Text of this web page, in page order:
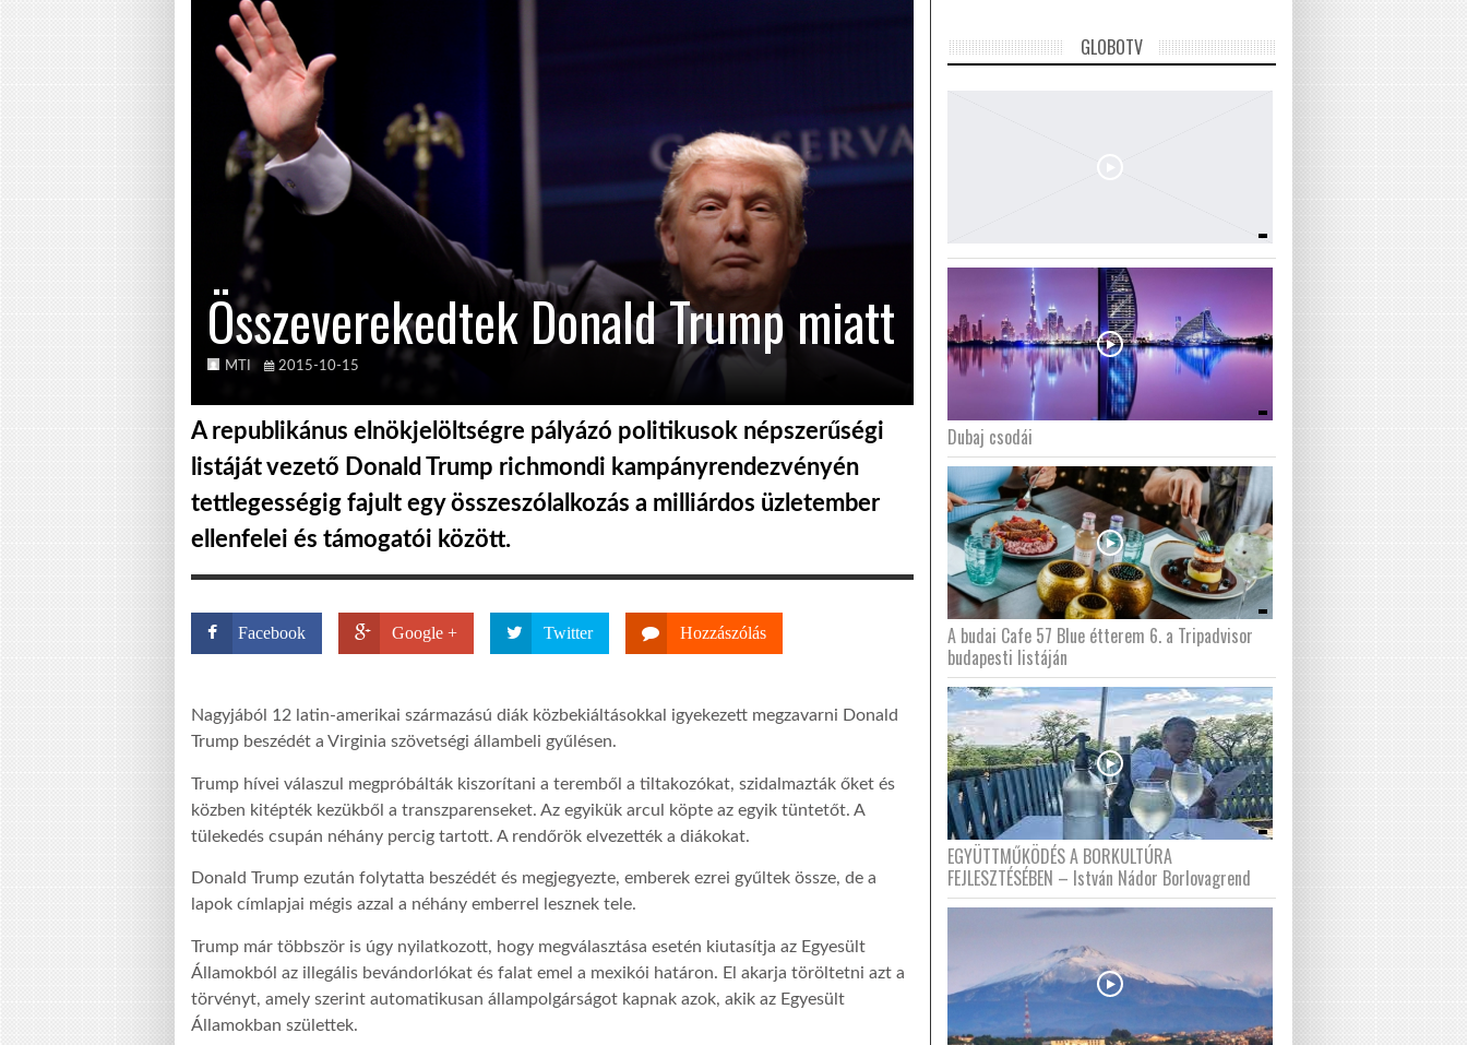
Összeverekedtek Donald Trump miatt
MTI 2015-10-15
A republikánus elnökjelöltségre pályázó politikusok népszerűségi
listáját vezető Donald Trump richmondi kampányrendezvényén
tettlegességig fajult egy összeszólalkozás a milliárdos üzletember
ellenfelei és támogatói között.
Facebook Google + Twitter Hozzászólás
Nagyjából 12 latin-amerikai származású diák közbekiáltásokkal igyekezett megzavarni Donald
Trump beszédét a Virginia szövetségi állambeli gyűlésen.
Trump hívei válaszul megpróbálták kiszorítani a teremből a tiltakozókat, szidalmazták őket és
közben kitépték kezükből a transzparenseket. Az egyikük arcul köpte az egyik tüntetőt. A
tülekedés csupán néhány percig tartott. A rendőrök elvezették a diákokat.
Donald Trump ezután folytatta beszédét és megjegyezte, emberek ezrei gyűltek össze, de a
lapok címlapjai mégis azzal a néhány emberrel lesznek tele.
Trump már többször is úgy nyilatkozott, hogy megválasztása esetén kiutasítja az Egyesült
Államokból az illegális bevándorlókat és falat emel a mexikói határon. El akarja töröltetni azt a
törvényt, amely szerint automatikusan állampolgárságot kapnak azok, akik az Egyesült
Államokban születtek.
GLOBOTV
Dubaj csodái
A budai Cafe 57 Blue étterem 6. a Tripadvisor
budapesti listáján
EGYÜTTMŰKÖDÉS A BORKULTÚRA
FEJLESZTÉSÉBEN – István Nádor Borlovagrend